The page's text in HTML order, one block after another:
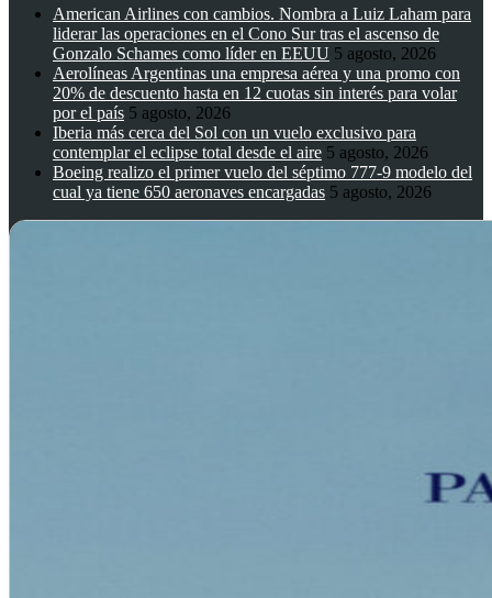
American Airlines con cambios. Nombra a Luiz Laham para
liderar las operaciones en el Cono Sur tras el ascenso de
Gonzalo Schames como líder en EEUU 5 agosto, 2026
Aerolíneas Argentinas una empresa aérea y una promo con
20% de descuento hasta en 12 cuotas sin interés para volar
por el país 5 agosto, 2026
Iberia más cerca del Sol con un vuelo exclusivo para
contemplar el eclipse total desde el aire 5 agosto, 2026
Boeing realizo el primer vuelo del séptimo 777-9 modelo del
cual ya tiene 650 aeronaves encargadas 5 agosto, 2026